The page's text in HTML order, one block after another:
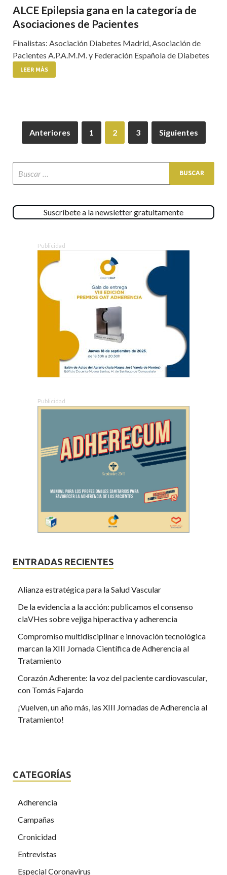
ALCE Epilepsia gana en la categoría de
Asociaciones de Pacientes
Finalistas: Asociación Diabetes Madrid, Asociación de
Pacientes A.P.A.M.M. y Federación Española de Diabetes
LEER MÁS
Anteriores 1 2 3 Siguientes
Suscríbete a la newsletter gratuitamente
Publicidad
Publicidad
ENTRADAS RECIENTES
Alianza estratégica para la Salud Vascular
De la evidencia a la acción: publicamos el consenso
claVHes sobre vejiga hiperactiva y adherencia
Compromiso multidisciplinar e innovación tecnológica
marcan la XIII Jornada Científica de Adherencia al
Tratamiento
Corazón Adherente: la voz del paciente cardiovascular,
con Tomás Fajardo
¡Vuelven, un año más, las XIII Jornadas de Adherencia al
Tratamiento!
CATEGORÍAS
Adherencia
Campañas
Cronicidad
Entrevistas
Especial Coronavirus